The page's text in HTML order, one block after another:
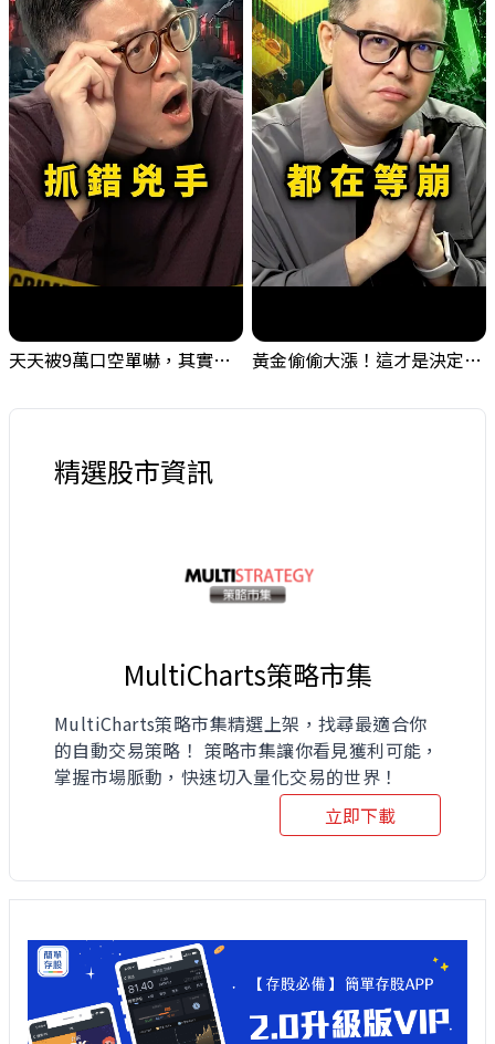
天天被9萬口空單嚇，其實你盯錯地方了｜Mr.Jimmy高志銘 #台股 #外資期貨 #融資 黃金偷偷大漲！這才是決定台股生死的「真風向球」！｜Mr.Jimmy高志銘 #黃金 #美元指數 #聯準會
精選股市資訊
MultiCharts策略市集
MultiCharts策略市集精選上架，找尋最適合你
的自動交易策略！ 策略市集讓你看見獲利可能，
掌握市場脈動，快速切入量化交易的世界！
立即下載